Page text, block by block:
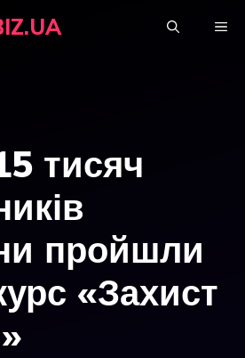
тисяч
пройшли
«Захист